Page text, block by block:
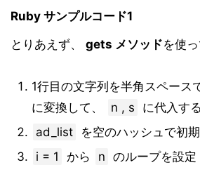
Ruby サンプルコード1
とりあえず、 gets メソッドを使
1行目の文字列を半角スペース
に変換して、
n , s
に代入する
ad_list
を空のハッシュで初
i = 1
から n のループを設定